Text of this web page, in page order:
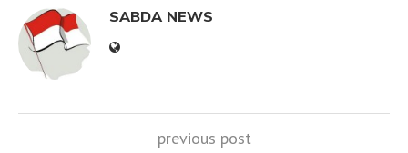
SABDA NEWS
previous post